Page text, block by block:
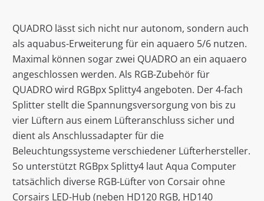
QUADRO lässt sich nicht nur autonom, sondern auch
als aquabus-Erweiterung für ein aquaero 5/6 nutzen.
Maximal können sogar zwei QUADRO an ein aquaero
angeschlossen werden. Als RGB-Zubehör für
QUADRO wird RGBpx Splitty4 angeboten. Der 4-fach
Splitter stellt die Spannungsversorgung von bis zu
vier Lüftern aus einem Lüfteranschluss sicher und
dient als Anschlussadapter für die
Beleuchtungssysteme verschiedener Lüfterhersteller.
So unterstützt RGBpx Splitty4 laut Aqua Computer
tatsächlich diverse RGB-Lüfter von Corsair ohne
Corsairs LED-Hub (neben HD120 RGB, HD140